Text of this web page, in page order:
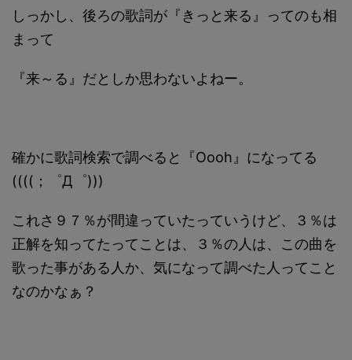
しっかし、後ろの歌詞が『きっと来る』ってのも相
まって
『来～る』だとしか思わないよねー。
確かに歌詞検索で調べると『Oooh』になってる
((((；゜Д゜)))
これさ９７％が間違っていたっていうけど、３％は
正解を知ってたってことは、３％の人は、この曲を
歌った事がある人か、気になって調べた人ってこと
なのかなぁ？